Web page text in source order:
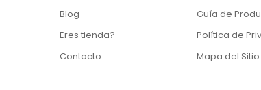
Blog
Eres tienda?
Contacto
Guía de
Política de
Mapa del Sitio